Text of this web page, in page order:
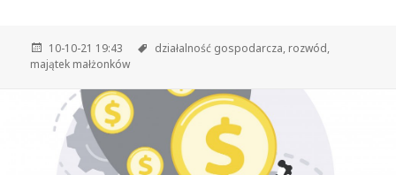
10-10-21 19:43 działalność gospodarcza, rozwód,
majątek małżonków